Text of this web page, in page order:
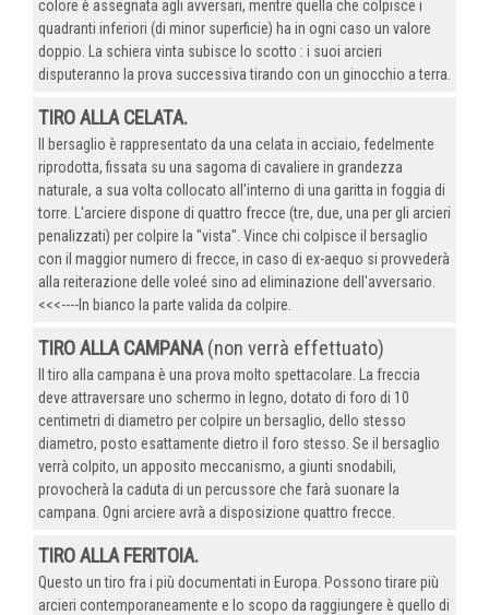
colore è assegnata agli avversari, mentre quella che colpisce i
quadranti inferiori (di minor superficie) ha in ogni caso un valore
doppio. La schiera vinta subisce lo scotto : i suoi arcieri
disputeranno la prova successiva tirando con un ginocchio a terra.
TIRO ALLA CELATA.
Il bersaglio è rappresentato da una celata in acciaio, fedelmente
riprodotta, fissata su una sagoma di cavaliere in grandezza
naturale, a sua volta collocato all'interno di una garitta in foggia di
torre. L'arciere dispone di quattro frecce (tre, due, una per gli arcieri
penalizzati) per colpire la "vista". Vince chi colpisce il bersaglio
con il maggior numero di frecce, in caso di ex-aequo si provvederà
alla reiterazione delle voleé sino ad eliminazione dell'avversario.
<<<----In bianco la parte valida da colpire.
TIRO ALLA CAMPANA(non verrà effettuato)
Il tiro alla campana è una prova molto spettacolare. La freccia
deve attraversare uno schermo in legno, dotato di foro di 10
centimetri di diametro per colpire un bersaglio, dello stesso
diametro, posto esattamente dietro il foro stesso. Se il bersaglio
verrà colpito, un apposito meccanismo, a giunti snodabili,
provocherà la caduta di un percussore che farà suonare la
campana. Ogni arciere avrà a disposizione quattro frecce.
TIRO ALLA FERITOIA.
Questo un tiro fra i più documentati in Europa. Possono tirare più
arcieri contemporaneamente e lo scopo da raggiungere è quello di